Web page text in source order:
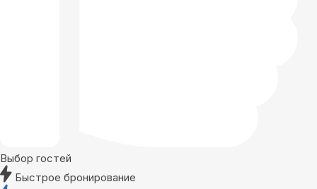
Выбор гостей
Быстрое бронирование